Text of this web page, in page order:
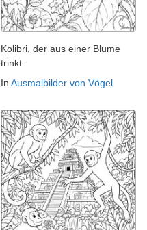
Kolibri, der aus einer Blume
trinkt
In Ausmalbilder von Vögel